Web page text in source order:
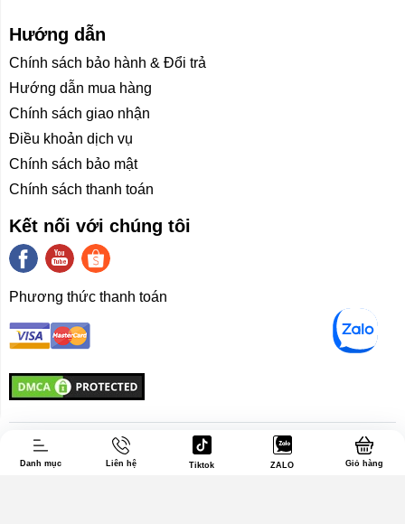
Hướng dẫn
Chính sách bảo hành & Đổi trả
Hướng dẫn mua hàng
Chính sách giao nhận
Điều khoản dịch vụ
Chính sách bảo mật
Chính sách thanh toán
Kết nối với chúng tôi
Phương thức thanh toán
Trang chủ
Danh mục Liên hệ Tiktok ZALO Giỏ hàng